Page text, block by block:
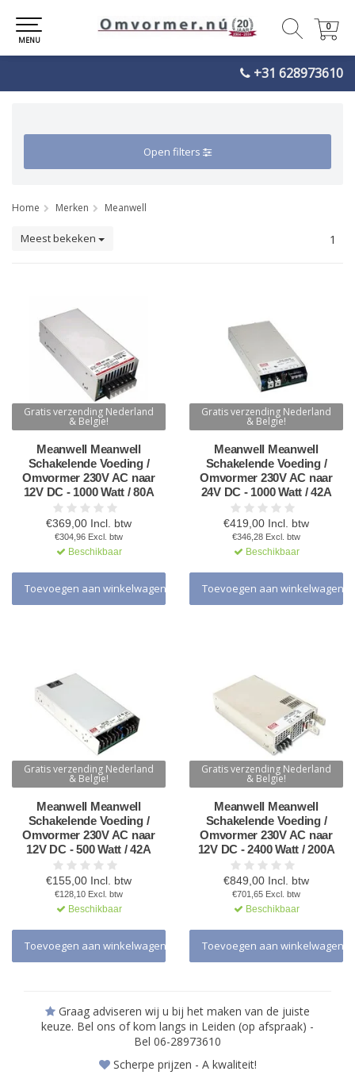
+31 628973610
0
0
MENU
Open filters
Home Merken Meanwell
Meest bekeken 1
Gratis verzending Nederland
& Belgie!
Meanwell Meanwell
Schakelende Voeding /
Omvormer 230V AC naar
12V DC - 1000 Watt / 80A
€369,00 Incl. btw
€304,96 Excl. btw
Beschikbaar
Toevoegen aan winkelwagen
Gratis verzending Nederland
& Belgie!
Meanwell Meanwell
Schakelende Voeding /
Omvormer 230V AC naar
24V DC - 1000 Watt / 42A
€419,00 Incl. btw
€346,28 Excl. btw
Beschikbaar
Toevoegen aan winkelwagen
Gratis verzending Nederland
& Belgie!
Meanwell Meanwell
Schakelende Voeding /
Omvormer 230V AC naar
12V DC - 500 Watt / 42A
€155,00 Incl. btw
€128,10 Excl. btw
Beschikbaar
Toevoegen aan winkelwagen
Gratis verzending Nederland
& Belgie!
Meanwell Meanwell
Schakelende Voeding /
Omvormer 230V AC naar
12V DC - 2400 Watt / 200A
€849,00 Incl. btw
€701,65 Excl. btw
Beschikbaar
Toevoegen aan winkelwagen
Graag adviseren wij u bij het maken van de juiste
keuze. Bel ons of kom langs in Leiden (op afspraak) -
Bel 06-28973610
Scherpe prijzen - A kwaliteit!